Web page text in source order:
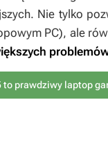
Nie tylko
PC), ale
to prawdziwy laptop